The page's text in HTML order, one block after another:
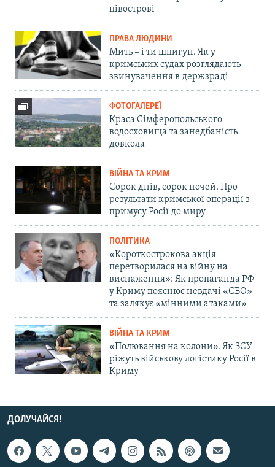
півострові
ПРАВА ЛЮДИНИ
Мить – і ти шпигун. Як у
кримських судах розглядають
звинувачення в держзраді
ФОТОГАЛЕРЕЇ
Краса Сімферопольського
водосховища та занедбаність
довкола
ВІЙНА ТА КРИМ
Сорок днів, сорок ночей. Про
результати кримської операції з
примусу Росії до миру
ПОЛІТИКА
«Короткострокова акція
перетворилася на війну на
виснаження»: Як пропаганда РФ
у Криму пояснює невдачі «СВО»
та залякує «мінними атаками»
ВІЙНА ТА КРИМ
«Полювання на колони». Як ЗСУ
ріжуть військову логістику Росії в
Криму
ДОЛУЧАЙСЯ!